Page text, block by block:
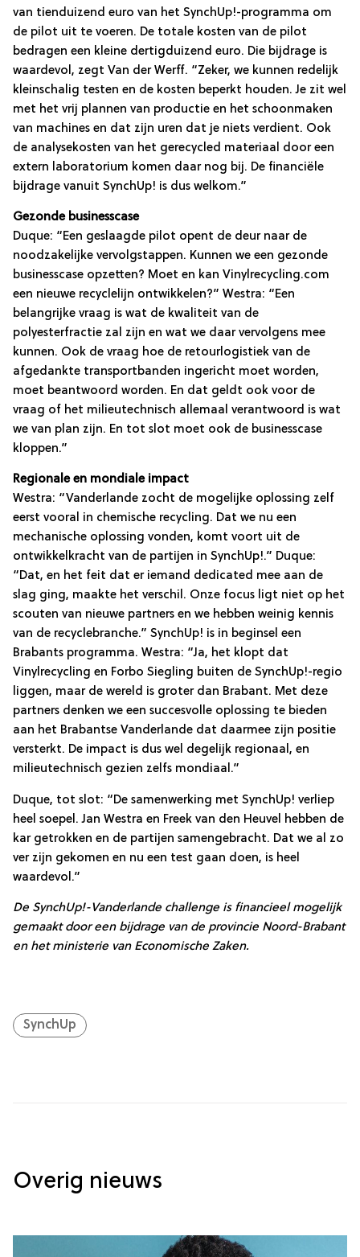
van tienduizend euro van het SynchUp!-programma om
de pilot uit te voeren. De totale kosten van de pilot
bedragen een kleine dertigduizend euro. Die bijdrage is
waardevol, zegt Van der Werff. “Zeker, we kunnen redelijk
kleinschalig testen en de kosten beperkt houden. Je zit wel
met het vrij plannen van productie en het schoonmaken
van machines en dat zijn uren dat je niets verdient. Ook
de analysekosten van het gerecycled materiaal door een
extern laboratorium komen daar nog bij. De financiële
bijdrage vanuit SynchUp! is dus welkom.”
Gezonde businesscase
Duque: “Een geslaagde pilot opent de deur naar de
noodzakelijke vervolgstappen. Kunnen we een gezonde
businesscase opzetten? Moet en kan Vinylrecycling.com
een nieuwe recyclelijn ontwikkelen?” Westra: “Een
belangrijke vraag is wat de kwaliteit van de
polyesterfractie zal zijn en wat we daar vervolgens mee
kunnen. Ook de vraag hoe de retourlogistiek van de
afgedankte transportbanden ingericht moet worden,
moet beantwoord worden. En dat geldt ook voor de
vraag of het milieutechnisch allemaal verantwoord is wat
we van plan zijn. En tot slot moet ook de businesscase
kloppen.”
Regionale en mondiale impact
Westra: “Vanderlande zocht de mogelijke oplossing zelf
eerst vooral in chemische recycling. Dat we nu een
mechanische oplossing vonden, komt voort uit de
ontwikkelkracht van de partijen in SynchUp!.” Duque:
“Dat, en het feit dat er iemand dedicated mee aan de
slag ging, maakte het verschil. Onze focus ligt niet op het
scouten van nieuwe partners en we hebben weinig kennis
van de recyclebranche.” SynchUp! is in beginsel een
Brabants programma. Westra: “Ja, het klopt dat
Vinylrecycling en Forbo Siegling buiten de SynchUp!-regio
liggen, maar de wereld is groter dan Brabant. Met deze
partners denken we een succesvolle oplossing te bieden
aan het Brabantse Vanderlande dat daarmee zijn positie
versterkt. De impact is dus wel degelijk regionaal, en
milieutechnisch gezien zelfs mondiaal.”
Duque, tot slot: “De samenwerking met SynchUp! verliep
heel soepel. Jan Westra en Freek van den Heuvel hebben de
kar getrokken en de partijen samengebracht. Dat we al zo
ver zijn gekomen en nu een test gaan doen, is heel
waardevol.”
De SynchUp!-Vanderlande challenge is financieel mogelijk
gemaakt door een bijdrage van de provincie Noord-Brabant
en het ministerie van Economische Zaken.
SynchUp
Overig nieuws